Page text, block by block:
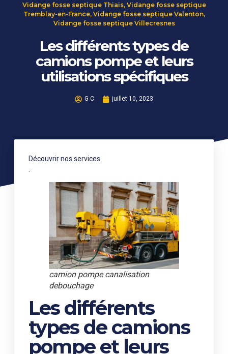
Vidange fosse septique Thiais, Vidange fosse septique
Tremblay-en-France, Vidange fosse septique Valenton,
Vidange fosse septique Villecresnes
Les différents types de
camions pompe et leurs
utilisations spécifiques
G C juillet 10, 2023
Découvrir nos services
.
camion pompe canalisation
debouchage
Les différents
types de camions
pompe et leurs